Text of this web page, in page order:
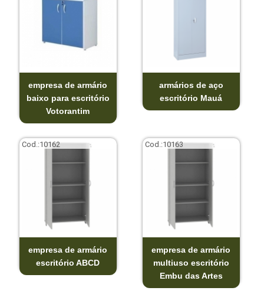
empresa de armário
baixo para escritório
Votorantim
armários de aço
escritório Mauá
Cod.:10162
empresa de armário
escritório ABCD
Cod.:10163
empresa de armário
multiuso escritório
Embu das Artes